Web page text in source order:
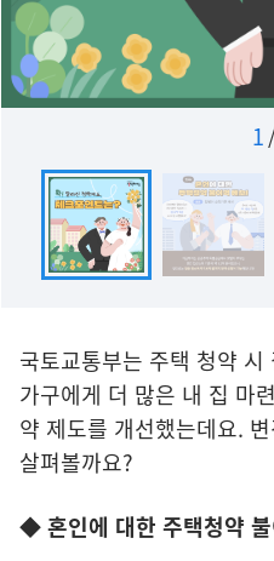
1
국토교통부는 주택 청약
가구에게 더 많은 내 집 마
약 제도를 개선했는데요.
살펴볼까요?
◆ 혼인에 대한 주택청약